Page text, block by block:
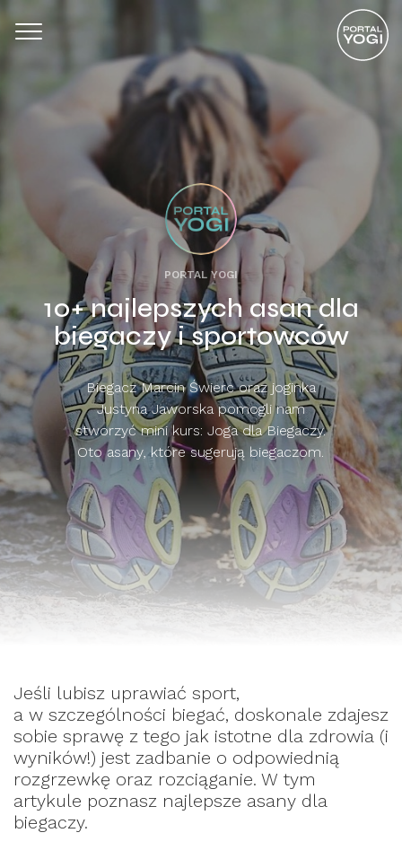
PORTAL YOGI
10+ najlepszych asan dla
biegaczy i sportowców
Biegacz Marcin Świerc oraz joginka
Justyna Jaworska pomogli nam
stworzyć mini kurs: Joga dla Biegaczy.
Oto asany, które sugerują biegaczom.
Jeśli lubisz uprawiać sport,
a w szczególności biegać, doskonale zdajesz
sobie sprawę z tego jak istotne dla zdrowia (i
wyników!) jest zadbanie o odpowiednią
rozgrzewkę oraz rozciąganie. W tym
artykule poznasz najlepsze asany dla
biegaczy.